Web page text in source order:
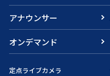
アナウンサー
オンデマンド
定点ライブカメラ